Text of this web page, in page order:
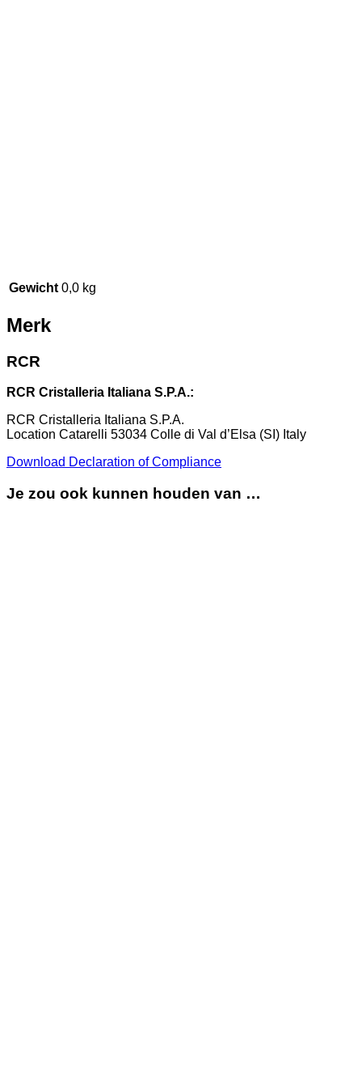
Gewicht 0,0 kg
Merk
RCR
RCR Cristalleria Italiana S.P.A.:
RCR Cristalleria Italiana S.P.A.
Location Catarelli 53034 Colle di Val d’Elsa (SI) Italy
Download Declaration of Compliance
Je zou ook kunnen houden van …